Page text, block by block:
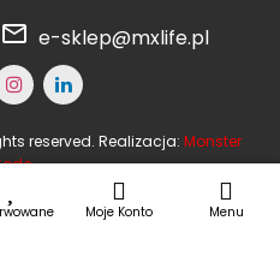
Moje Konto Menu
e-sklep@mxlife.pl
reserved. Realizacja: Monster